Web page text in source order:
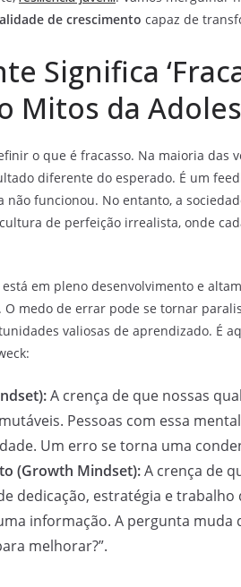
de crescimento capaz de
Significa
Mitos da
o que é fracasso. Na maioria das
diferente do esperado. É um
funcionou. No entanto, a
de perfeição irrealista, onde
em pleno desenvolvimento e
O medo de errar pode se tornar
valiosas de aprendizado. É
A crença de que nossas
Pessoas com essa
Um erro se torna uma
(Growth Mindset):A crença de
dedicação, estratégia e
informação. A pergunta muda
melhorar?”.